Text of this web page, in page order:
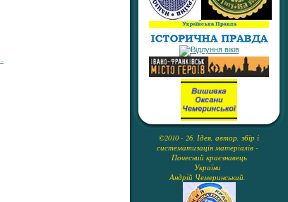
©2010 - 26. Ідея, автор, збір і
систематизація матеріалів -
Почесний краєзнавець
України
Андрій Чемеринський.